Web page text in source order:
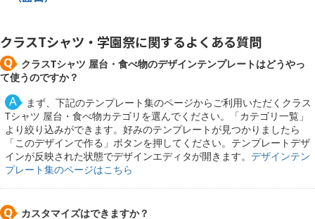
クラスTシャツ・学園祭に関するよくある質問
クラスTシャツ 屋台・食べ物のデザインテンプレートはどうやっ
て使うのですか？
まず、下記のテンプレート集のページからご利用いただくクラス
Tシャツ 屋台・食べ物カテゴリを選んでください。「カテゴリ一覧」
より絞り込みができます。好みのテンプレートが見つかりましたら
「このデザインで作る」ボタンを押してください。テンプレートデザ
インが反映された状態でデザインエディタが開きます。 デザインテン
プレート集のページはこちら
カスタマイズはできますか？